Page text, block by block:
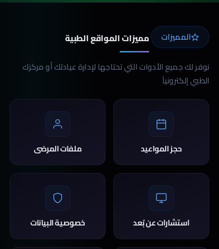
المميزات مميزات المواقع الطبية
نوفر لك جميع الأدوات التي تحتاجها لإدارة عيادتك أو مركزك
الطبي إلكترونياً
حجز المواعيد ملفات المرضى
استشارات عن بُعد خصوصية البيانات